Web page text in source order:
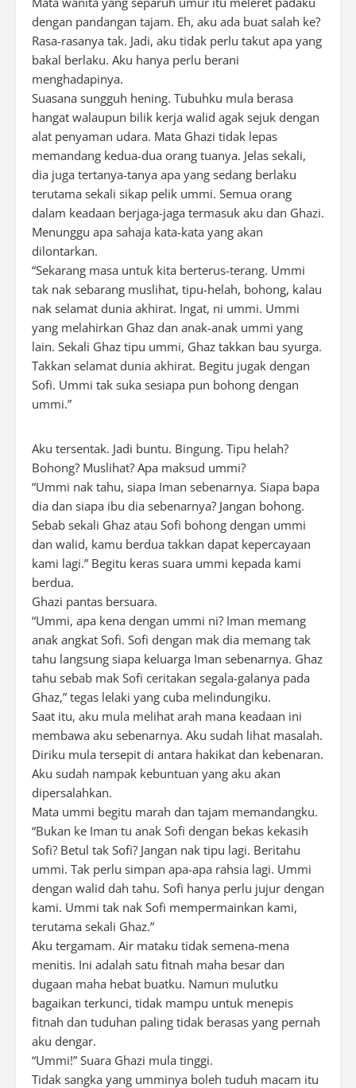
dengan pandangan tajam. Eh, aku ada buat salah ke?
Rasa-rasanya tak. Jadi, aku tidak perlu takut apa yang
bakal berlaku. Aku hanya perlu berani
menghadapinya.
Suasana sungguh hening. Tubuhku mula berasa
hangat walaupun bilik kerja walid agak sejuk dengan
alat penyaman udara. Mata Ghazi tidak lepas
memandang kedua-dua orang tuanya. Jelas sekali,
dia juga tertanya-tanya apa yang sedang berlaku
terutama sekali sikap pelik ummi. Semua orang
dalam keadaan berjaga-jaga termasuk aku dan Ghazi.
Menunggu apa sahaja kata-kata yang akan
dilontarkan.
“Sekarang masa untuk kita berterus-terang. Ummi
tak nak sebarang muslihat, tipu-helah, bohong, kalau
nak selamat dunia akhirat. Ingat, ni ummi. Ummi
yang melahirkan Ghaz dan anak-anak ummi yang
lain. Sekali Ghaz tipu ummi, Ghaz takkan bau syurga.
Takkan selamat dunia akhirat. Begitu jugak dengan
Sofi. Ummi tak suka sesiapa pun bohong dengan
ummi.”
Aku tersentak. Jadi buntu. Bingung. Tipu helah?
Bohong? Muslihat? Apa maksud ummi?
“Ummi nak tahu, siapa Iman sebenarnya. Siapa bapa
dia dan siapa ibu dia sebenarnya? Jangan bohong.
Sebab sekali Ghaz atau Sofi bohong dengan ummi
dan walid, kamu berdua takkan dapat kepercayaan
kami lagi.” Begitu keras suara ummi kepada kami
berdua.
Ghazi pantas bersuara.
“Ummi, apa kena dengan ummi ni? Iman memang
anak angkat Sofi. Sofi dengan mak dia memang tak
tahu langsung siapa keluarga Iman sebenarnya. Ghaz
tahu sebab mak Sofi ceritakan segala-galanya pada
Ghaz,” tegas lelaki yang cuba melindungiku.
Saat itu, aku mula melihat arah mana keadaan ini
membawa aku sebenarnya. Aku sudah lihat masalah.
Diriku mula tersepit di antara hakikat dan kebenaran.
Aku sudah nampak kebuntuan yang aku akan
dipersalahkan.
Mata ummi begitu marah dan tajam memandangku.
“Bukan ke Iman tu anak Sofi dengan bekas kekasih
Sofi? Betul tak Sofi? Jangan nak tipu lagi. Beritahu
ummi. Tak perlu simpan apa-apa rahsia lagi. Ummi
dengan walid dah tahu. Sofi hanya perlu jujur dengan
kami. Ummi tak nak Sofi mempermainkan kami,
terutama sekali Ghaz.”
Aku tergamam. Air mataku tidak semena-mena
menitis. Ini adalah satu fitnah maha besar dan
dugaan maha hebat buatku. Namun mulutku
bagaikan terkunci, tidak mampu untuk menepis
fitnah dan tuduhan paling tidak berasas yang pernah
aku dengar.
“Ummi!” Suara Ghazi mula tinggi.
Tidak sangka yang umminya boleh tuduh macam itu